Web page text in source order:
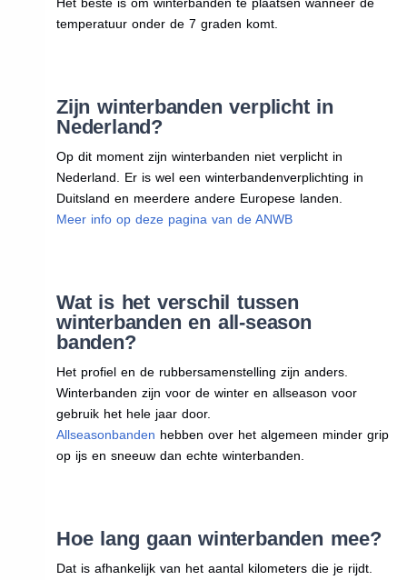
temperatuur onder de 7 graden komt.
Zijn winterbanden verplicht in
Nederland?
Op dit moment zijn winterbanden niet verplicht in
Nederland. Er is wel een winterbandenverplichting in
Duitsland en meerdere andere Europese landen.
Meer info op deze pagina van de ANWB
Wat is het verschil tussen
winterbanden en all-season
banden?
Het profiel en de rubbersamenstelling zijn anders.
Winterbanden zijn voor de winter en allseason voor
gebruik het hele jaar door.
Allseasonbanden hebben over het algemeen minder grip
op ijs en sneeuw dan echte winterbanden.
Hoe lang gaan winterbanden mee?
Dat is afhankelijk van het aantal kilometers die je rijdt.